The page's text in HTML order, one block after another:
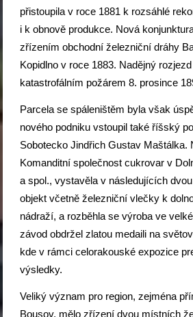
přistoupila v roce 1881 k rozsáhlé
i k obnově produkce. Nová
zřízením obchodní železniční dráhy
Kopidlno v roce 1883. Nadějný
katastrofálním požárem 8. prosince
Parcela se spáleništěm byla však
nového podniku vstoupil také říšský
Sobotecko Jindřich Gustav Maštálka.
Komanditní společnost cukrovar v
a spol., vystavěla v následujících
objekt včetně železniční vlečky k
nádraží, a rozběhla se výroba ve
závod obdržel zlatou medaili na
kde v rámci celorakouské expozice
výsledky.
Veliký význam pro region, zejména
Bousov, mělo zřízení dvou místních